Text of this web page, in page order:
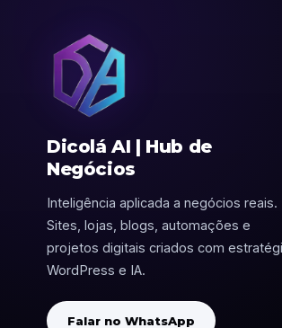
Dicolá AI | Hub de
Negócios
Inteligência aplicada a negócios reais.
Sites, lojas, blogs, automações e
projetos digitais criados com
WordPress e IA.
Falar no WhatsApp